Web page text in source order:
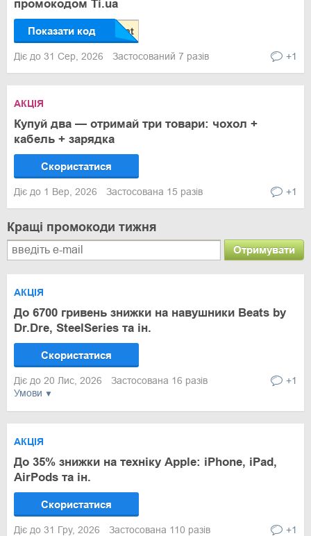
промокодом Ti.ua
Показати код
Діє до 31 Сер, 2026 Застосований 7 разів +1
АКЦІЯ
Купуй два — отримай три товари: чохол +
кабель + зарядка
Скористатися
Діє до 1 Вер, 2026 Застосована 15 разів +1
Кращі промокоди тижня
Отримувати
Умови
АКЦІЯ
До 6700 гривень знижки на навушники Beats by
Dr.Dre, SteelSeries та ін.
Скористатися
Діє до 20 Лис, 2026 Застосована 16 разів +1
АКЦІЯ
До 35% знижки на техніку Apple: iPhone, iPad,
AirPods та ін.
Скористатися
Діє до 31 Гру, 2026 Застосована 110 разів +1